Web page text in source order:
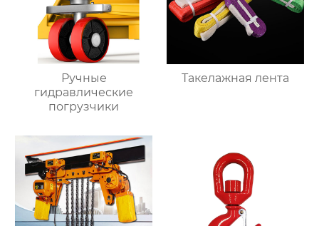
Ручные
гидравлические
погрузчики
Такелажная лента